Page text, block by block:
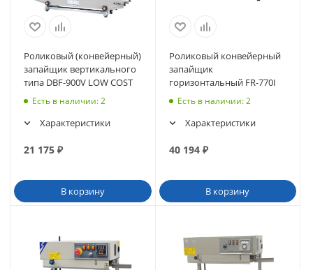
Роликовый (конвейерный)
запайщик вертикального
типа DBF-900V LOW COST
Есть в наличии: 2
Характеристики
21 175 ₽
В корзину
Роликовый конвейерный
запайщик
горизонтальный FR-770I
Есть в наличии: 2
Характеристики
40 194₽
В корзину